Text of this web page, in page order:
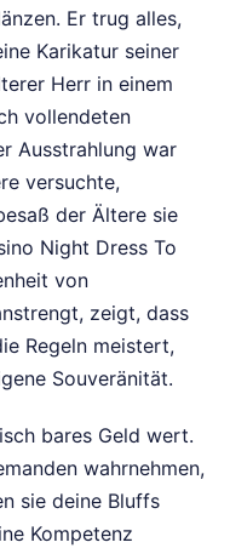
Er trug alles,
Karikatur seiner
Herr in einem
vollendeten
Ausstrahlung war
versuchte,
der Ältere sie
Night Dress To
von
zeigt, dass
Regeln meistert,
Souveränität.
bares Geld wert.
wahrnehmen,
sie deine Bluffs
Kompetenz